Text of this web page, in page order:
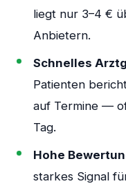
liegt nur 3–4 €
Anbietern.
Schnelles
Patienten
auf Termine —
Tag.
Hohe
starkes Signal